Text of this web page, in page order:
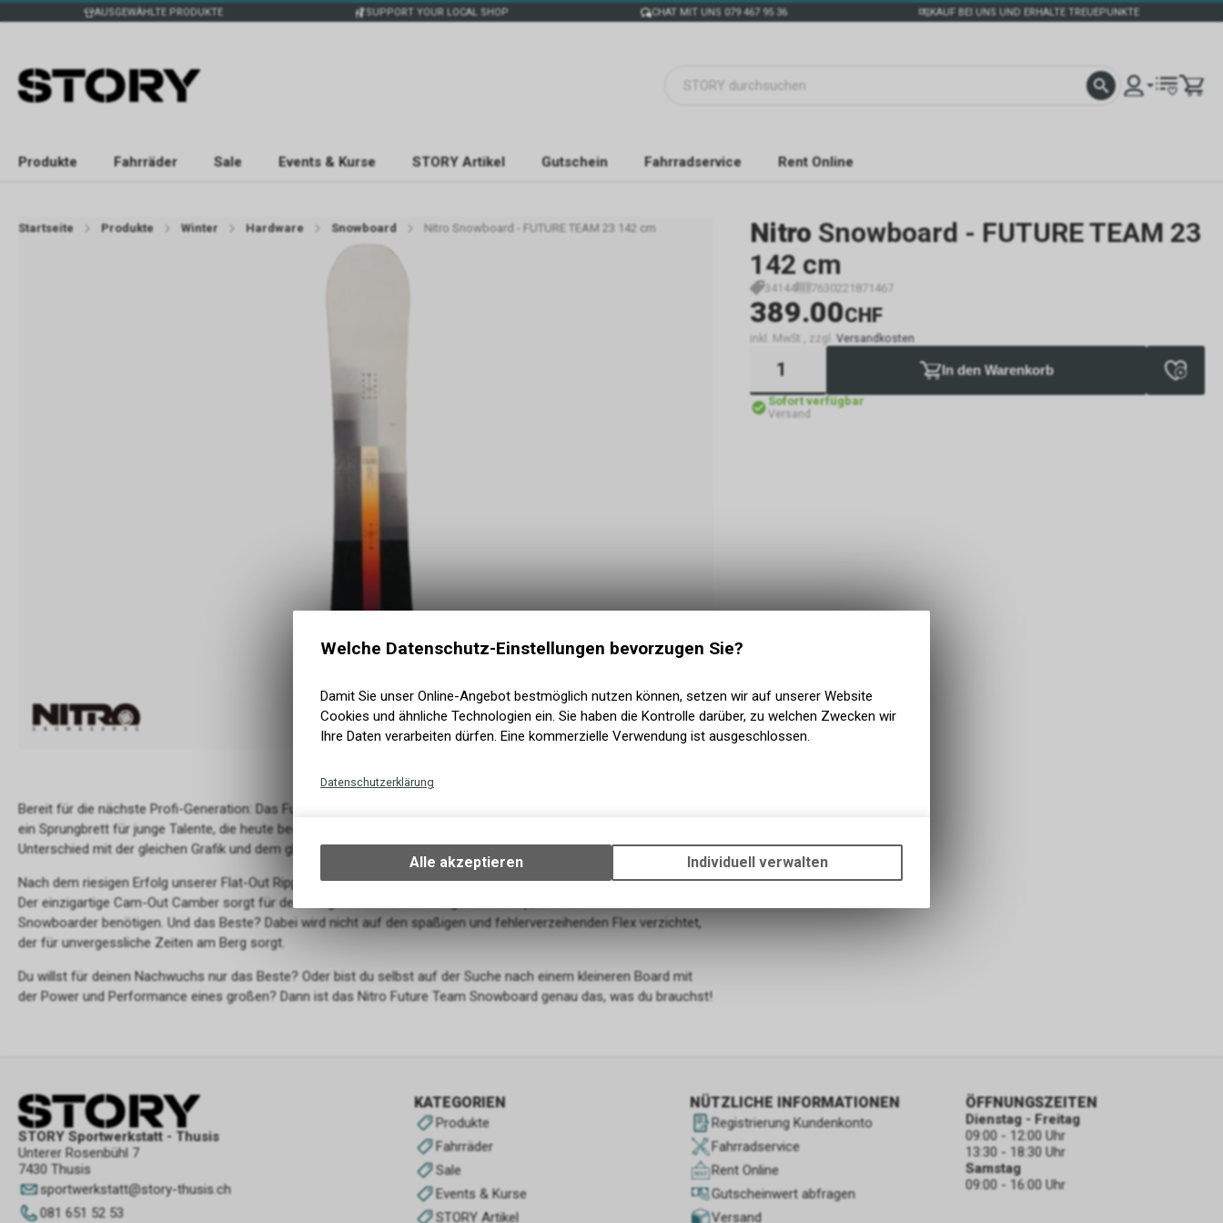
AUSGEWÄHLTE PRODUKTE SUPPORT YOUR LOCAL SHOP CHAT MIT UNS 079 467 95 36 KAUF BEI UNS UND ERHALTE TREUEPUNKTE
Produkte Fahrräder Sale Events & Kurse STORY Artikel Gutschein Fahrradservice Rent Online
Startseite Produkte Winter Hardware Snowboard Nitro Snowboard - FUTURE TEAM 23 142 cm Nitro Snowboard - FUTURE TEAM 23
142 cm
34144 7630221871467
389.00CHF
inkl. MwSt., zzgl. Versandkosten
In den Warenkorb
Sofort verfügbar
Versand
Bereit für die nächste Profi-Generation: Das Future Team Snowboard ist nicht nur ein weiteres Jugend-Board. Es ist
ein Sprungbrett für junge Talente, die heute beginnen und morgen dominieren wollen. Fühle und erlebe den
Unterschied mit der gleichen Grafik und dem gleichen Fahrgefühl wie die echten Profis!
Nach dem riesigen Erfolg unserer Flat-Out Ripper Board Serie, setzen wir mit dem Future Team noch einen drauf.
Der einzigartige Cam-Out Camber sorgt für den nötigen Reaktionsvermögen und Snap, den aufstrebende
Snowboarder benötigen. Und das Beste? Dabei wird nicht auf den spaßigen und fehlerverzeihenden Flex verzichtet,
der für unvergessliche Zeiten am Berg sorgt.
Du willst für deinen Nachwuchs nur das Beste? Oder bist du selbst auf der Suche nach einem kleineren Board mit
der Power und Performance eines großen? Dann ist das Nitro Future Team Snowboard genau das, was du brauchst!
STORY Sportwerkstatt - Thusis
Unterer Rosenbühl 7
7430 Thusis
sportwerkstatt@story-thusis.ch
081 651 52 53
KATEGORIEN
Produkte
Fahrräder
Sale
Events & Kurse
STORY Artikel
NÜTZLICHE INFORMATIONEN
Registrierung Kundenkonto
Fahrradservice
Rent Online
Gutscheinwert abfragen
Versand
ÖFFNUNGSZEITEN
Dienstag - Freitag
09:00 - 12:00 Uhr
13:30 - 18:30 Uhr
Samstag
09:00 - 16:00 Uhr
Welche Datenschutz-Einstellungen bevorzugen Sie?
Damit Sie unser Online-Angebot bestmöglich nutzen können, setzen wir auf unserer Website
Cookies und ähnliche Technologien ein. Sie haben die Kontrolle darüber, zu welchen Zwecken wir
Ihre Daten verarbeiten dürfen. Eine kommerzielle Verwendung ist ausgeschlossen.
Datenschutzerklärung
Ihrem Gerät, um die grundlegenden Funktionen unseres Online-Angebots, wie die
Verwendung des Warenkorbs, zu ermöglichen. Bitte beachten Sie, dass die
zulassen.
Alle akzeptieren Individuell verwalten